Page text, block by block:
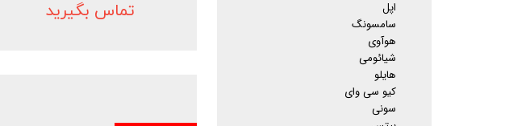
تماس بگیرید
اپل
سامسونگ
هوآوی
شیائومی
هایلو
کیو سی وای
سونی